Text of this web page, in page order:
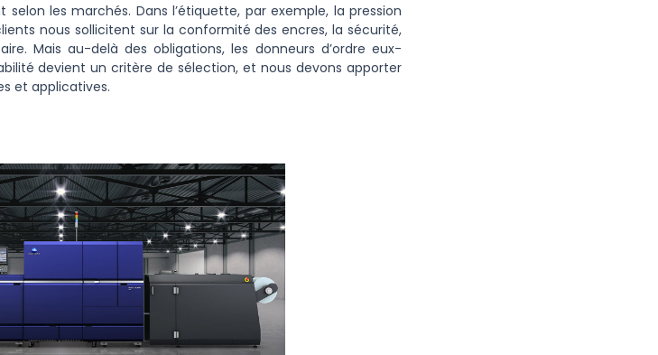
les marchés. Dans l’étiquette, par exemple, la pression
nous sollicitent sur la conformité des encres, la sécurité,
Mais au-delà des obligations, les donneurs d’ordre eux-
devient un critère de sélection, et nous devons apporter
et applicatives.